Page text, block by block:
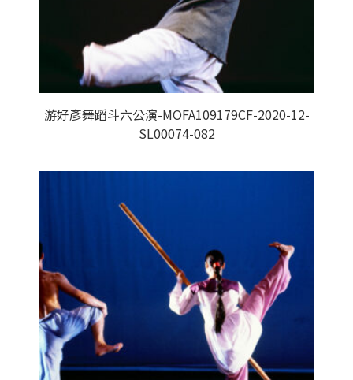
游好彥舞蹈斗六公演-MOFA109179CF-2020-12-
SL00074-082